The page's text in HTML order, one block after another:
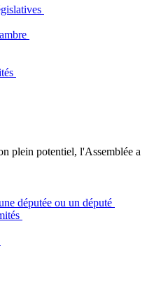
plein potentiel, l'Assemblée a
députée ou un député